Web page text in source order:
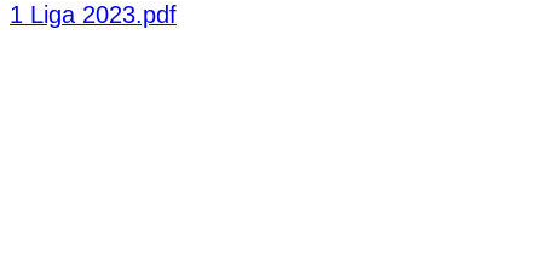
1 Liga 2023.pdf